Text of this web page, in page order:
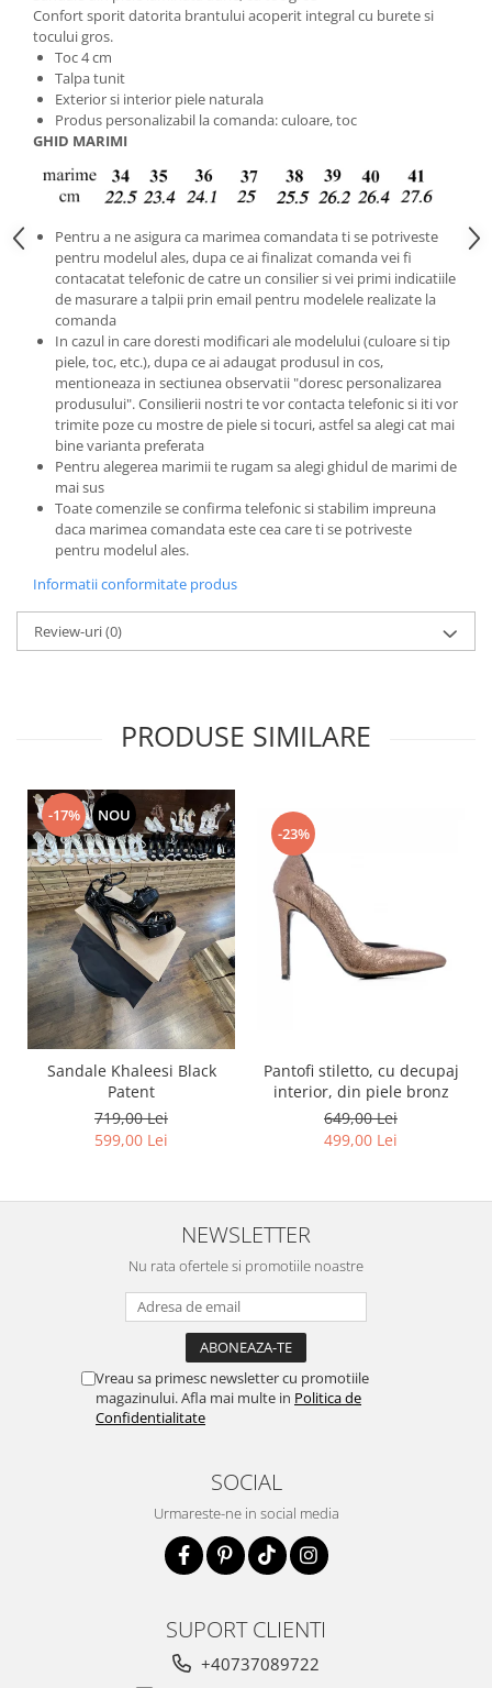
Confort sporit datorita brantului acoperit integral cu burete si
tocului gros.
Toc 4 cm
Talpa tunit
Exterior si interior piele naturala
Produs personalizabil la comanda: culoare, toc
GHID MARIMI
Pentru a ne asigura ca marimea comandata ti se potriveste
pentru modelul ales, dupa ce ai finalizat comanda vei fi
contacatat telefonic de catre un consilier si vei primi indicatiile
de masurare a talpii prin email pentru modelele realizate la
comanda
In cazul in care doresti modificari ale modelului (culoare si tip
piele, toc, etc.), dupa ce ai adaugat produsul in cos,
mentioneaza in sectiunea observatii "doresc personalizarea
produsului". Consilierii nostri te vor contacta telefonic si iti vor
trimite poze cu mostre de piele si tocuri, astfel sa alegi cat mai
bine varianta preferata
Pentru alegerea marimii te rugam sa alegi ghidul de marimi de
mai sus
Toate comenzile se confirma telefonic si stabilim impreuna
daca marimea comandata este cea care ti se potriveste
pentru modelul ales.
Informatii conformitate produs
Review-uri(0)
PRODUSE SIMILARE
-17% NOU
Sandale Khaleesi Black
Patent
719,00 Lei
599,00 Lei
-23%
Pantofi stiletto, cu decupaj
interior, din piele bronz
649,00 Lei
499,00 Lei
NEWSLETTER
Nu rata ofertele si promotiile noastre
Vreau sa primesc newsletter cu promotiile
magazinului. Afla mai multe in Politica de
Confidentialitate
SOCIAL
Urmareste-ne in social media
SUPORT CLIENTI
+40737089722